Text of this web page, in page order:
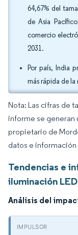
64,67% del
de Asia
comercio
2031.
Por país, India
más rápida de la
Nota: Las cifras de
informe se generan
propietario de
datos e
Tendencias e
iluminación
Análisis del